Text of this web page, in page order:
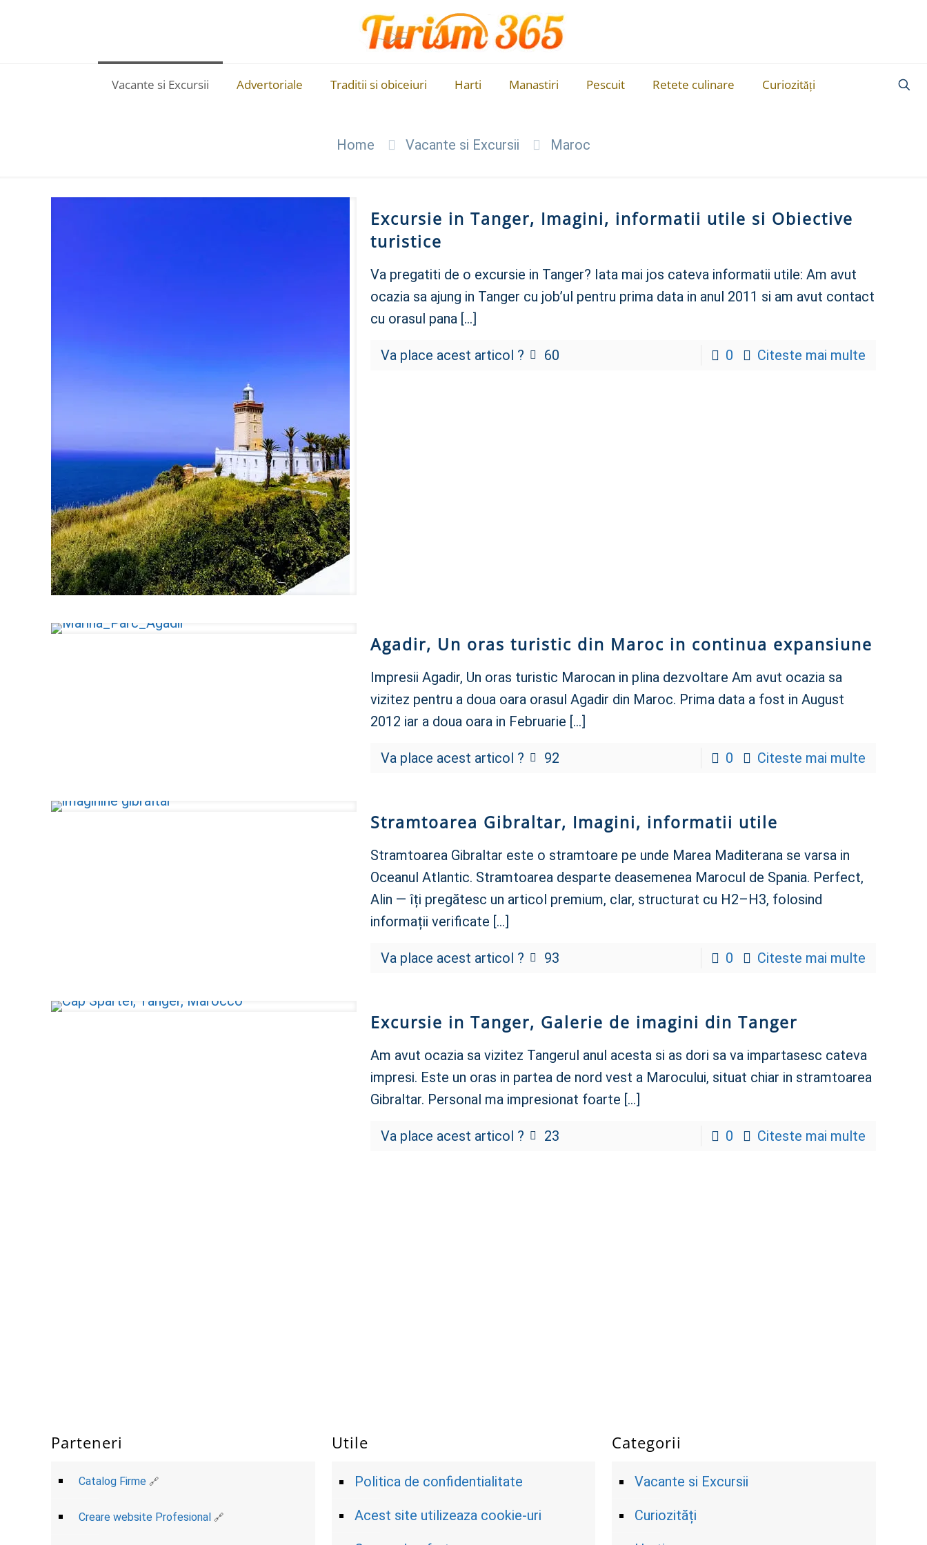
Vacante si Excursii Advertoriale Traditii si obiceiuri Harti Manastiri Pescuit Retete culinare Curiozități
Home Vacante si Excursii Maroc
Excursie in Tanger, Imagini, informatii utile si Obiective
turistice
Va pregatiti de o excursie in Tanger? Iata mai jos cateva informatii utile: Am avut
ocazia sa ajung in Tanger cu job’ul pentru prima data in anul 2011 si am avut contact
cu orasul pana […]
Va place acest articol ? 60 0 Citeste mai multe
Agadir, Un oras turistic din Maroc in continua expansiune
Impresii Agadir, Un oras turistic Marocan in plina dezvoltare Am avut ocazia sa
vizitez pentru a doua oara orasul Agadir din Maroc. Prima data a fost in August
2012 iar a doua oara in Februarie […]
Va place acest articol ? 92 0 Citeste mai multe
Stramtoarea Gibraltar, Imagini, informatii utile
Stramtoarea Gibraltar este o stramtoare pe unde Marea Maditerana se varsa in
Oceanul Atlantic. Stramtoarea desparte deasemenea Marocul de Spania. Perfect,
Alin — îți pregătesc un articol premium, clar, structurat cu H2–H3, folosind
informații verificate […]
Va place acest articol ? 93 0 Citeste mai multe
Excursie in Tanger, Galerie de imagini din Tanger
Am avut ocazia sa vizitez Tangerul anul acesta si as dori sa va impartasesc cateva
impresi. Este un oras in partea de nord vest a Marocului, situat chiar in stramtoarea
Gibraltar. Personal ma impresionat foarte […]
Va place acest articol ? 23 0 Citeste mai multe
Parteneri
Catalog Firme
Creare website Profesional
Utile
Politica de confidentialitate
Acest site utilizeaza cookie-uri
Categorii
Vacante si Excursii
Curiozități